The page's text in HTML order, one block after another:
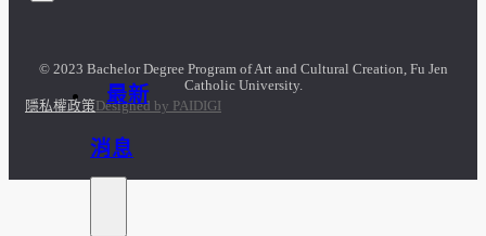
最新
消息
© 2023 Bachelor Degree Program of Art and Cultural Creation, Fu Jen
Catholic University.
隱私權政策 Designed by PAIDIGI